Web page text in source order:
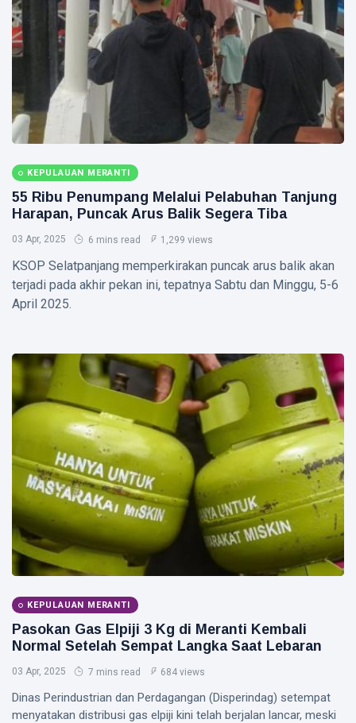
Pratamura
Terima
Bintang
LVRI
2026
BATAM
64
Perusahaan
di Batam
Pekerjakan
Penyandang
10 Aug,
26
views
RIAU
Pemprov
Riau
Percepat
Peremajaan
Kelapa,
2.143
Sudah
Ditanami
10
Aug,
2026
27
views
Damkar
Natuna
Padamkan
Kawasan
Puak
10
Siak Sri Indrapura
Prabowo Subianto
Indonesia
Pekanbaru
Pilkada 2024
Donald Trump
KPK
Politik
KEPULAUAN MERANTI
55 Ribu Penumpang Melalui Pelabuhan Tanjung
Harapan, Puncak Arus Balik Segera Tiba
03 Apr, 2025 6 mins read 1,299 views
KSOP Selatpanjang memperkirakan puncak arus balik akan
terjadi pada akhir pekan ini, tepatnya Sabtu dan Minggu, 5-6
April 2025.
KEPULAUAN MERANTI
Pasokan Gas Elpiji 3 Kg di Meranti Kembali
Normal Setelah Sempat Langka Saat Lebaran
03 Apr, 2025 7 mins read 684 views
Dinas Perindustrian dan Perdagangan (Disperindag) setempat
menyatakan distribusi gas elpiji kini telah berjalan lancar, meski